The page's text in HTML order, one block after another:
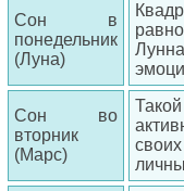
Сон в
понедельник
(Луна)
Сон во
вторник
(Марс)